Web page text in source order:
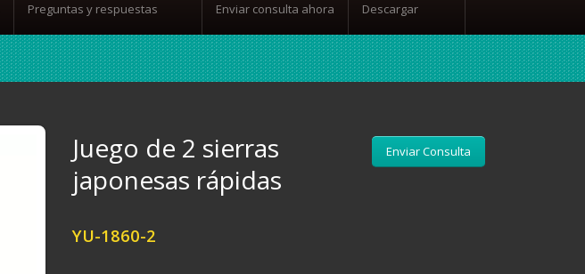
Preguntas y respuestas Enviar consulta ahora Descargar
Enviar Consulta
Juego de 2 sierras
japonesas rápidas
YU-1860-2